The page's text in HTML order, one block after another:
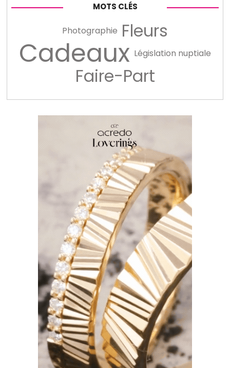
MOTS CLÉS
Photographie Fleurs
Cadeaux Législation nuptiale
Faire-Part